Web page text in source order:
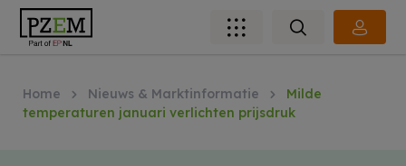
Home Nieuws & Marktinformatie
Milde
temperaturen januari verlichten prijsdruk